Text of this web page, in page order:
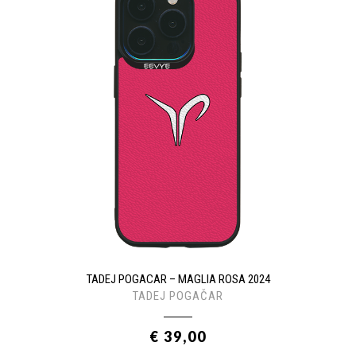
TADEJ POGACAR – MAGLIA ROSA 2024
TADEJ POGAČAR
€ 39,00